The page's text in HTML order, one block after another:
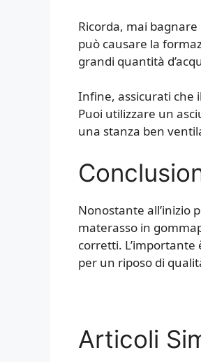
Ricorda, mai
può causare la
grandi quantità
Infine, assicurati che
Puoi utilizzare un
una stanza ben
Nonostante all’inizio
materasso in
corretti.
per un riposo di
Articoli